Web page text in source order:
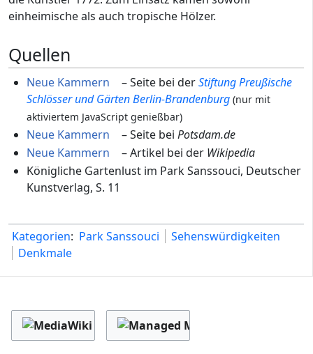
einheimische als auch tropische Hölzer.
Quellen
Neue Kammern – Seite bei derStiftung Preußische
Schlösser und Gärten Berlin-Brandenburg (nur mit
aktiviertem JavaScript genießbar)
Neue Kammern – Seite bei Potsdam.de
Neue Kammern
– Artikel bei der Wikipedia
Königliche Gartenlust im Park Sanssouci, Deutscher
Kunstverlag, S. 11
Kategorien: Park Sanssouci
Sehenswürdigkeiten
Denkmale